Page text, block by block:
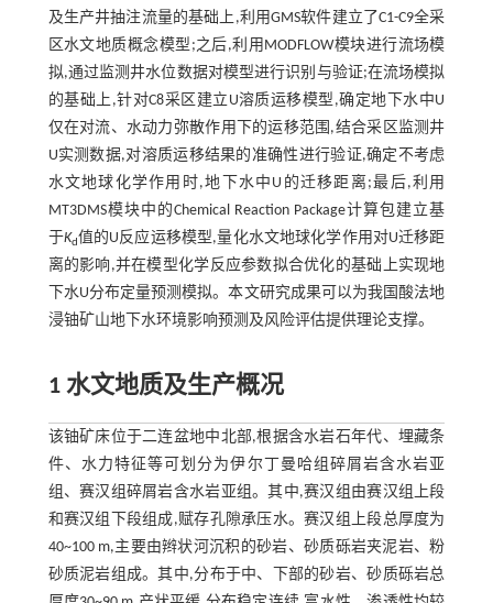
及生产井抽注流量的基础上,利用GMS软件建立了C1-C9全采
区水文地质概念模型;之后,利用MODFLOW模块进行流场模
拟,通过监测井水位数据对模型进行识别与验证;在流场模拟
的基础上,针对C8采区建立U溶质运移模型,确定地下水中U
仅在对流、水动力弥散作用下的运移范围,结合采区监测井
U实测数据,对溶质运移结果的准确性进行验证,确定不考虑
水文地球化学作用时,地下水中U的迁移距离;最后,利用
MT3DMS模块中的Chemical Reaction Package计算包建立基
于Kd值的U反应运移模型,量化水文地球化学作用对U迁移距
离的影响,并在模型化学反应参数拟合优化的基础上实现地
下水U分布定量预测模拟。本文研究成果可以为我国酸法地
浸铀矿山地下水环境影响预测及风险评估提供理论支撑。
1 水文地质及生产概况
该铀矿床位于二连盆地中北部,根据含水岩石年代、埋藏条
件、水力特征等可划分为伊尔丁曼哈组碎屑岩含水岩亚
组、赛汉组碎屑岩含水岩亚组。其中,赛汉组由赛汉组上段
和赛汉组下段组成,赋存孔隙承压水。赛汉组上段总厚度为
40~100 m,主要由辫状河沉积的砂岩、砂质砾岩夹泥岩、粉
砂质泥岩组成。其中,分布于中、下部的砂岩、砂质砾岩总